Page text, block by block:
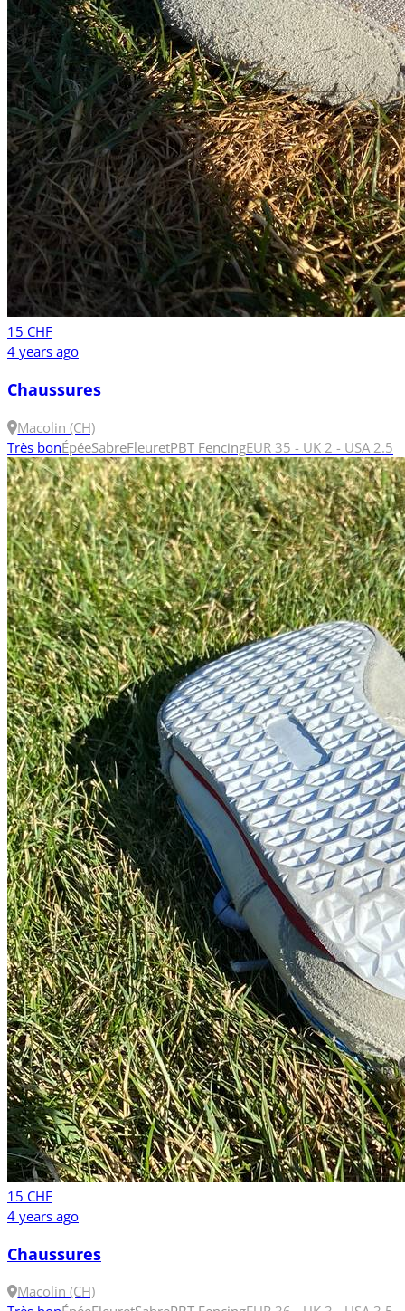
15 CHF
4 years ago
Chaussures
Macolin (CH)
Très bonÉpéeSabreFleuretPBT FencingEUR 35 - UK 2 - USA 2.5
15 CHF
4 years ago
Chaussures
Macolin (CH)